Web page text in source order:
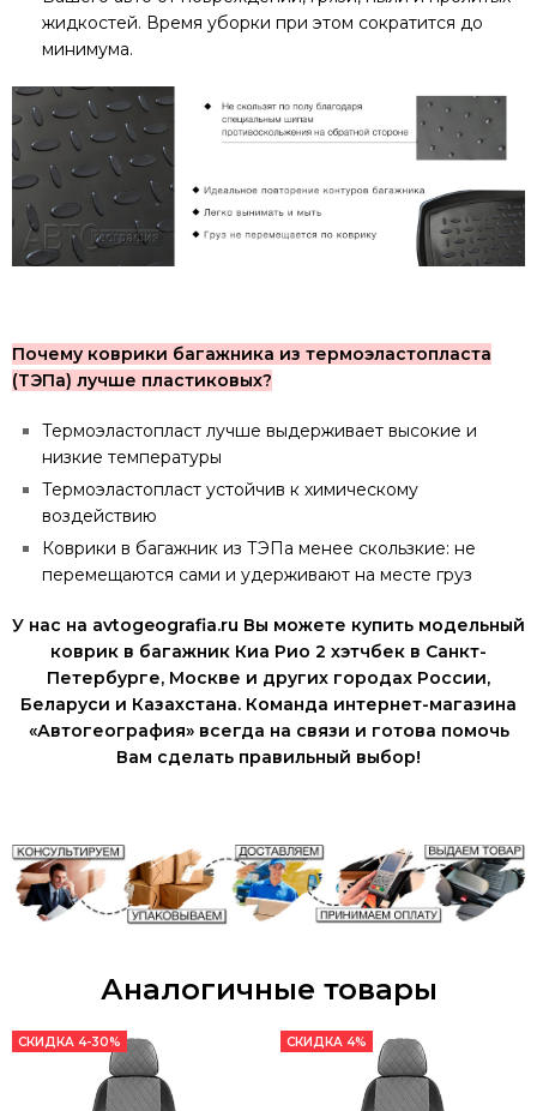
жидкостей. Время уборки при этом сократится до
минимума.
Почему коврики багажника из термоэластопласта
(ТЭПа) лучше пластиковых?
Термоэластопласт лучше выдерживает высокие и
низкие температуры
Термоэластопласт устойчив к химическому
воздействию
Коврики в багажник из ТЭПа менее скользкие: не
перемещаются сами и удерживают на месте груз
У нас на avtogeografia.ru Вы можете купить модельный
коврик в багажник Киа Рио 2 хэтчбек в Санкт-
Петербурге, Москве и других городах России,
Беларуси и Казахстана. Команда интернет-магазина
«Автогеография» всегда на связи и готова помочь
Вам сделать правильный выбор!
Аналогичные товары
СКИДКА 4-30% СКИДКА 4%